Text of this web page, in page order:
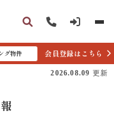
グ物件
会員登録はこちら
2026.08.09 更新